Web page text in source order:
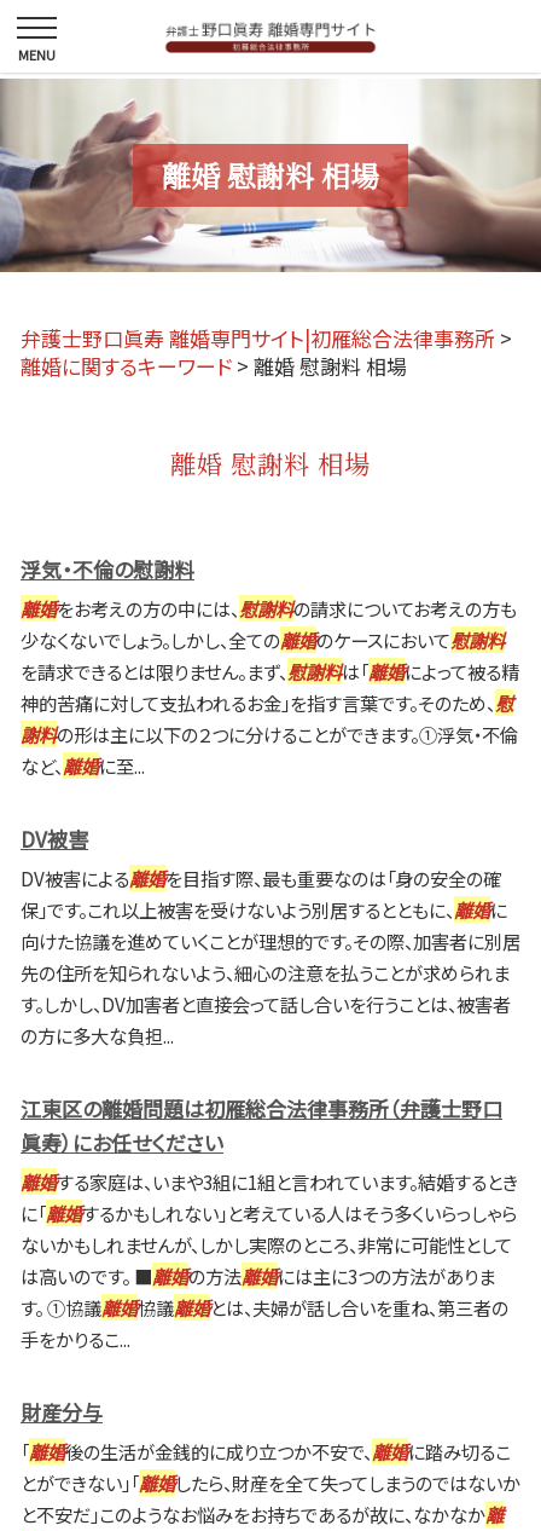
離婚 慰謝料 相場
弁護士野口眞寿 離婚専門サイト|初雁総合法律事務所 >
離婚に関するキーワード > 離婚 慰謝料 相場
離婚 慰謝料 相場
浮気・不倫の慰謝料
離婚をお考えの方の中には、慰謝料の請求についてお考えの方も
少なくないでしょう。しかし、全ての離婚のケースにおいて慰謝料
を請求できるとは限りません。まず、慰謝料は「離婚によって被る精
神的苦痛に対して支払われるお金」を指す言葉です。そのため、慰
謝料の形は主に以下の２つに分けることができます。①浮気・不倫
など、離婚に至...
DV被害
DV被害による離婚を目指す際、最も重要なのは「身の安全の確
保」です。これ以上被害を受けないよう別居するとともに、離婚に
向けた協議を進めていくことが理想的です。その際、加害者に別居
先の住所を知られないよう、細心の注意を払うことが求められま
す。しかし、DV加害者と直接会って話し合いを行うことは、被害者
の方に多大な負担...
江東区の離婚問題は初雁総合法律事務所（弁護士野口
眞寿）にお任せください
離婚する家庭は、いまや3組に1組と言われています。結婚するとき
に「離婚するかもしれない」と考えている人はそう多くいらっしゃら
ないかもしれませんが、しかし実際のところ、非常に可能性として
は高いのです。 ■離婚の方法離婚には主に3つの方法がありま
す。 ①協議離婚協議離婚とは、夫婦が話し合いを重ね、第三者の
手をかりるこ...
財産分与
「離婚後の生活が金銭的に成り立つか不安で、離婚に踏み切るこ
とができない」「離婚したら、財産を全て失ってしまうのではないか
と不安だ」このようなお悩みをお持ちであるが故に、なかなか離